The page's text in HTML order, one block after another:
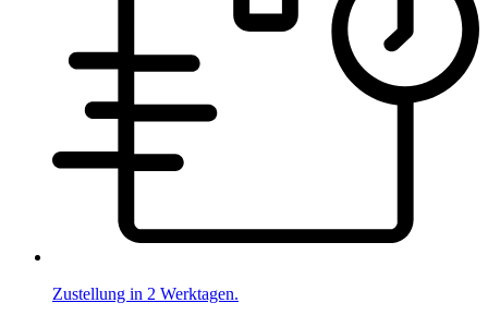
Zustellung in 2 Werktagen.